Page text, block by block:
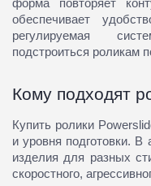
форма повторяет
обеспечивает
регулируемая
подстроиться роликам
Кому подходят
Купить ролики
и уровня подготовки. В
изделия для разных
скоростного,